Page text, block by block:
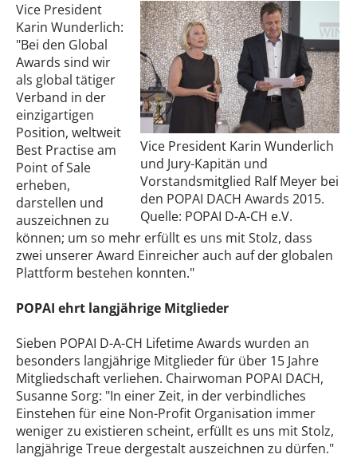
Vice President Karin Wunderlich
und Jury-Kapitän und
Vorstandsmitglied Ralf Meyer bei
den POPAI DACH Awards 2015.
Quelle: POPAI D-A-CH e.V.
Vice President
Karin Wunderlich:
"Bei den Global
Awards sind wir
als global tätiger
Verband in der
einzigartigen
Position, weltweit
Best Practise am
Point of Sale
erheben,
darstellen und
auszeichnen zu
können; um so mehr erfüllt es uns mit Stolz, dass
zwei unserer Award Einreicher auch auf der globalen
Plattform bestehen konnten."
POPAI ehrt langjährige Mitglieder
Sieben POPAI D-A-CH Lifetime Awards wurden an
besonders langjährige Mitglieder für über 15 Jahre
Mitgliedschaft verliehen. Chairwoman POPAI DACH,
Susanne Sorg: "In einer Zeit, in der verbindliches
Einstehen für eine Non-Profit Organisation immer
weniger zu existieren scheint, erfüllt es uns mit Stolz,
langjährige Treue dergestalt auszeichnen zu dürfen."